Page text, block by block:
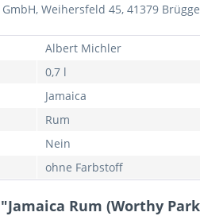
Weihersfeld 45, 41379
Albert Michler
0,7 l
Jamaica
Rum
Nein
ohne Farbstoff
Rum (Worthy